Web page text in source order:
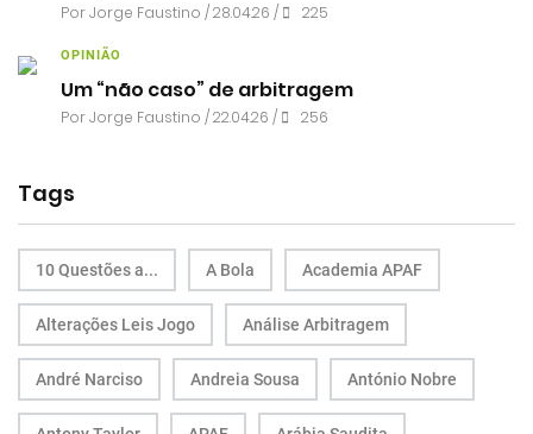
PorJorge Faustino / 28.04.26 / 225
OPINIÃO
Um “não caso” de arbitragem
PorJorge Faustino / 22.04.26 / 256
Tags
10 Questões a... A Bola Academia APAF
Alterações Leis Jogo Análise Arbitragem
André Narciso Andreia Sousa António Nobre